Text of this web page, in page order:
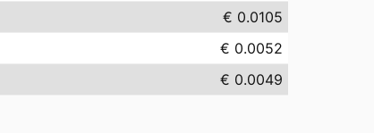
€ 0.0105
€ 0.0052
€ 0.0049